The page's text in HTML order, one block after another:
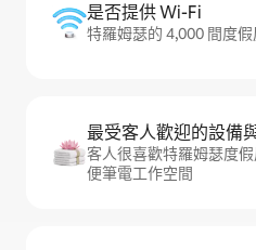
是否提供 Wi-Fi
特羅姆瑟的 4,000 間度
最受客人歡迎的設備
客人很喜歡特羅姆瑟度
便筆電工作空間